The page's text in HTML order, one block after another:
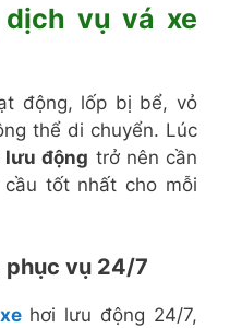
vụ vá xe
động, lốp bị bể, vỏ
thể di chuyển. Lúc
lưu động trở nên cần
tốt nhất cho mỗi
phục vụ 24/7
hơi lưu động 24/7,